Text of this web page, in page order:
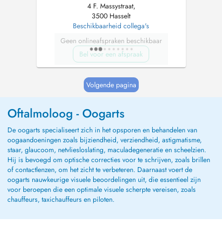
4 F. Massystraat,
3500 Hasselt
Beschikbaarheid collega's
Geen onlineafspraken beschikbaar
Bel voor een afspraak
Volgende pagina
Oftalmoloog - Oogarts
De oogarts specialiseert zich in het opsporen en behandelen van
oogaandoeningen zoals bijziendheid, verziendheid, astigmatisme,
staar, glaucoom, netvliesloslating, maculadegeneratie en scheelzien.
Hij is bevoegd om optische correcties voor te schrijven, zoals brillen
of contactlenzen, om het zicht te verbeteren. Daarnaast voert de
oogarts nauwkeurige visuele beoordelingen uit, die essentieel zijn
voor beroepen die een optimale visuele scherpte vereisen, zoals
chauffeurs, taxichauffeurs en piloten.